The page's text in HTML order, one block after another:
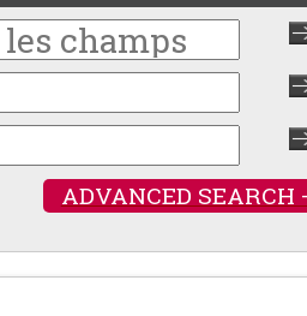
ADVANCED SEARCH